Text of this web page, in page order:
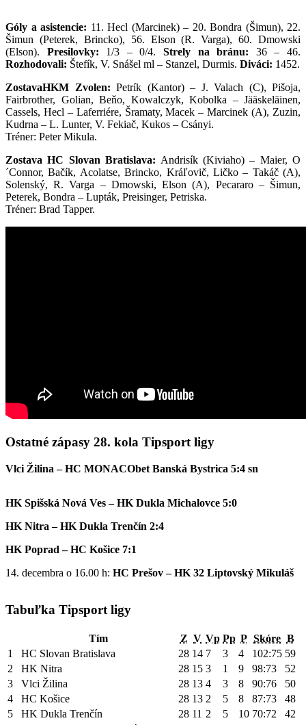
Góly a asistencie: 11. Hecl (Marcinek) – 20. Bondra (Šimun), 22.
Šimun (Peterek, Brincko), 56. Elson (R. Varga), 60. Dmowski
(Elson). Presilovky: 1/3 – 0/4.Strely na bránu: 36 – 46.
Rozhodovali: Štefík, V. Snášel ml – Stanzel, Durmis. Diváci: 1452.
ZostavaHKM Zvolen: Petrík (Kantor) – J. Valach (C), Pišoja,
Fairbrother, Golian, Beňo, Kowalczyk, Kobolka – Jääskeläinen,
Cassels, Hecl – Laferriére, Šramaty, Macek – Marcinek (A), Zuzin,
Kudrna – L. Lunter, V. Fekiač, Kukos – Csányi.
Tréner: Peter Mikula.
ZostavaHC Slovan Bratislava: Andrisík (Kiviaho) – Maier, O
´Connor, Bačík, Acolatse, Brincko, Kráľovič, Ličko – Takáč (A),
Solenský, R. Varga – Dmowski, Elson (A), Pecararo – Šimun,
Peterek, Bondra – Lupták, Preisinger, Petriska.
Tréner: Brad Tapper.
Ostatné zápasy 28. kola Tipsport ligy
Vlci Žilina – HC MONACObet Banská Bystrica 5:4 sn
HK Spišská Nová Ves – HK Dukla Michalovce 5:0
HK Nitra – HK Dukla Trenčín 2:4
HK Poprad – HC Košice 7:1
14. decembra o 16.00 h: HC Prešov – HK 32 Liptovský Mikuláš
Tabuľka Tipsport ligy
Tím Z V Vp Pp P Skóre B
1
HC Slovan Bratislava 28 14 7 3 4 102:75 59
2
HK Nitra 28 15 3 1 9 98:73
52
3
Vlci Žilina 28 13 4 3 8 90:76
50
4
HC Košice 28 13 2 5 8 87:73
48
5
HK Dukla Trenčín 28 11 2 5 10 70:72
42